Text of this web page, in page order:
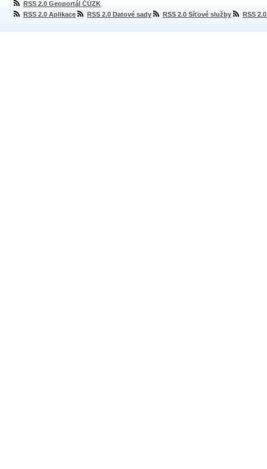
RSS 2.0 Geoportál ČÚZK
RSS 2.0 Aplikace
RSS 2.0 Datové sady RSS 2.0 Síťové služby RSS